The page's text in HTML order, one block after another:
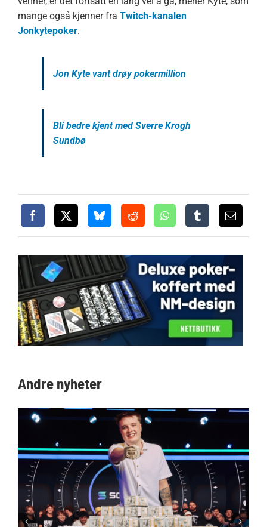
mange også kjenner fra Twitch-kanalen
Jonkytepoker.
Jon Kyte vant drøy pokermillion
Bli bedre kjent med Sverre Krogh
Sundbø
Andre nyheter